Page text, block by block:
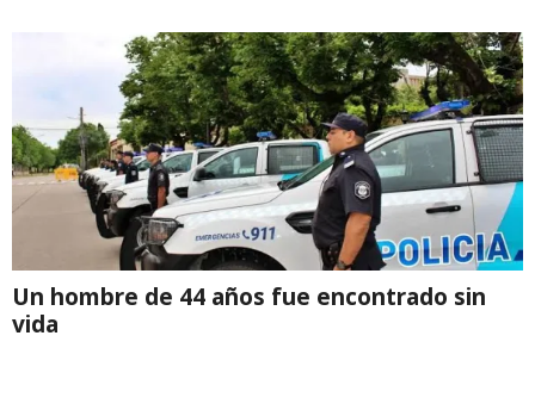
Un hombre de 44 años fue encontrado sin
vida